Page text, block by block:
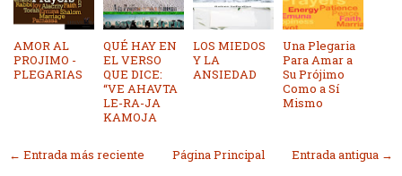
AMOR AL
PROJIMO -
PLEGARIAS
QUÉ HAY EN
EL VERSO
QUE DICE:
“VE AHAVTA
LE-RA-JA
KAMOJA
LOS MIEDOS
Y LA
ANSIEDAD
Una Plegaria
Para Amar a
Su Prójimo
Como a Sí
Mismo
← Entrada más reciente Entrada antigua →
Página Principal